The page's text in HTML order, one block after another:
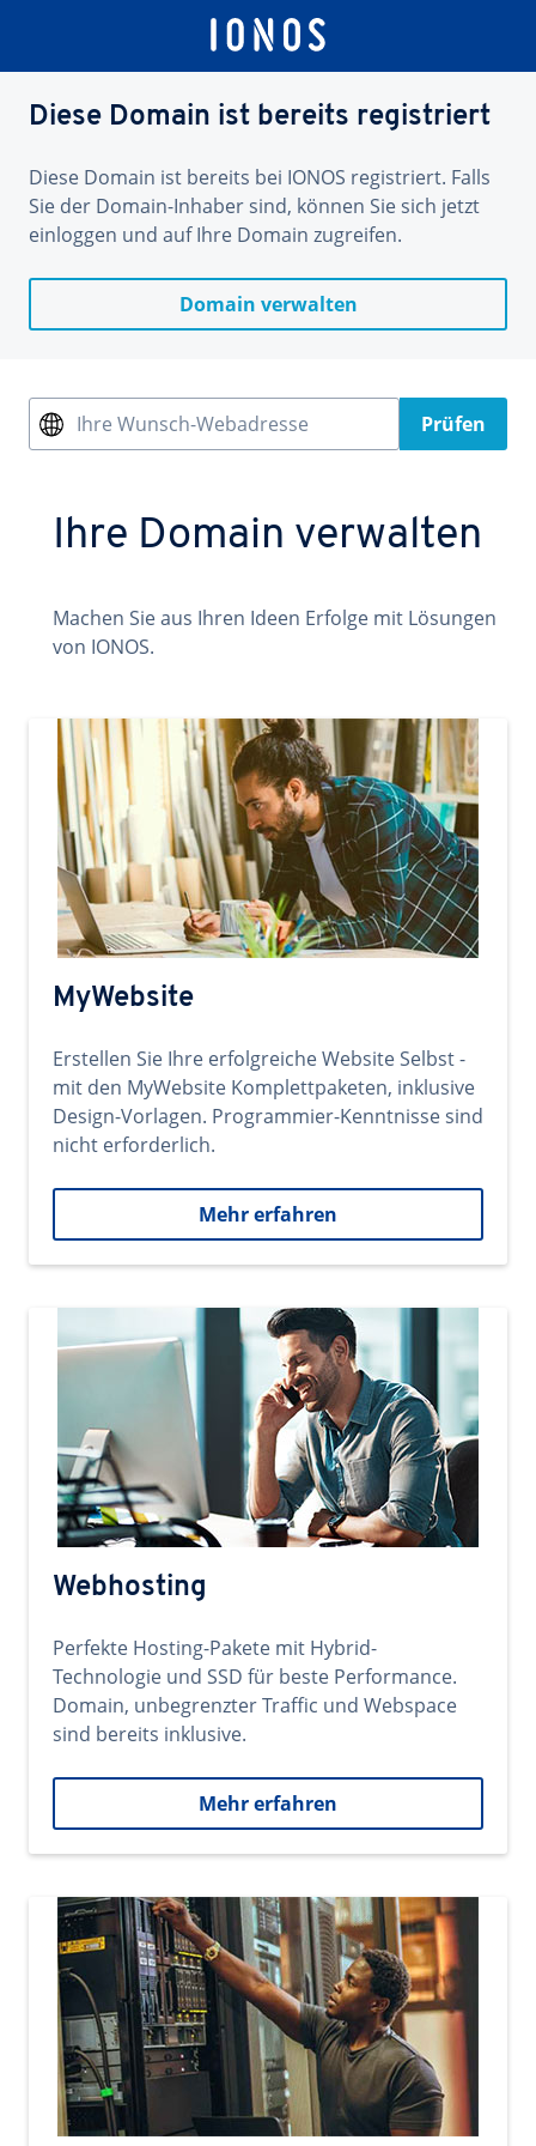
Diese Domain ist bereits registriert
Diese Domain ist bereits bei IONOS registriert. Falls
Sie der Domain-Inhaber sind, können Sie sich jetzt
einloggen und auf Ihre Domain zugreifen.
Domain verwalten
Ihre Wunsch-Webadresse Prüfen
Ihre Domain verwalten
Machen Sie aus Ihren Ideen Erfolge mit Lösungen
von IONOS.
MyWebsite
Erstellen Sie Ihre erfolgreiche Website Selbst -
mit den MyWebsite Komplettpaketen, inklusive
Design-Vorlagen. Programmier-Kenntnisse sind
nicht erforderlich.
Mehr erfahren
Webhosting
Perfekte Hosting-Pakete mit Hybrid-
Technologie und SSD für beste Performance.
Domain, unbegrenzter Traffic und Webspace
sind bereits inklusive.
Mehr erfahren